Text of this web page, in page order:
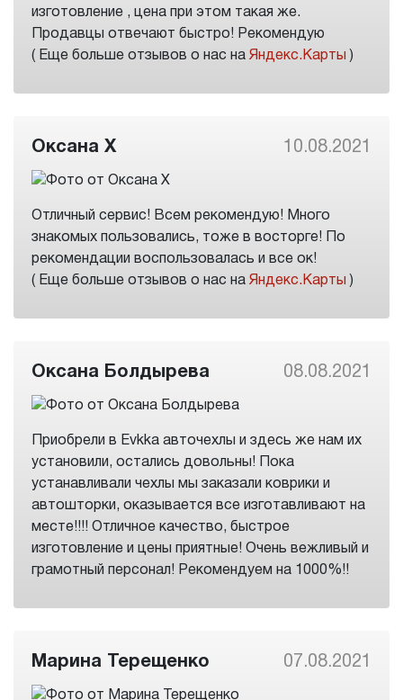
изготовление , цена при этом такая же.
Продавцы отвечают быстро! Рекомендую
( Еще больше отзывов о нас на Яндекс.Карты )
Оксана Х 10.08.2021
Отличный сервис! Всем рекомендую! Много
знакомых пользовались, тоже в восторге! По
рекомендации воспользовалась и все ок!
( Еще больше отзывов о нас на Яндекс.Карты )
Оксана Болдырева 08.08.2021
Приобрели в Evkka авточехлы и здесь же нам их
установили, остались довольны! Пока
устанавливали чехлы мы заказали коврики и
автошторки, оказывается все изготавливают на
месте!!!! Отличное качество, быстрое
изготовление и цены приятные! Очень вежливый и
грамотный персонал! Рекомендуем на 1000%!!
Марина Терещенко 07.08.2021